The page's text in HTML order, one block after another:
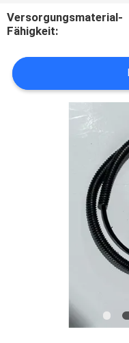
TRETEN
SIE
MIT
VERBINDUNG
SITEMAP
Versorgungsmaterial-
Fähigkeit: